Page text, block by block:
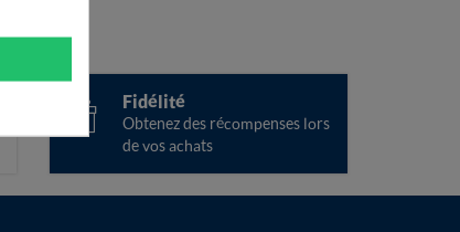
Fidélité
Obtenez des récompenses lors
de vos achats